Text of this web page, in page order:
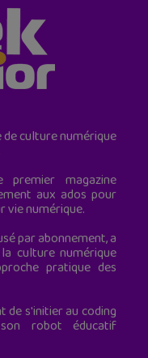
culture numérique
premier magazine
aux ados pour
vie numérique.
par abonnement, a
culture numérique
pratique des
de s'initier au coding
robot éducatif